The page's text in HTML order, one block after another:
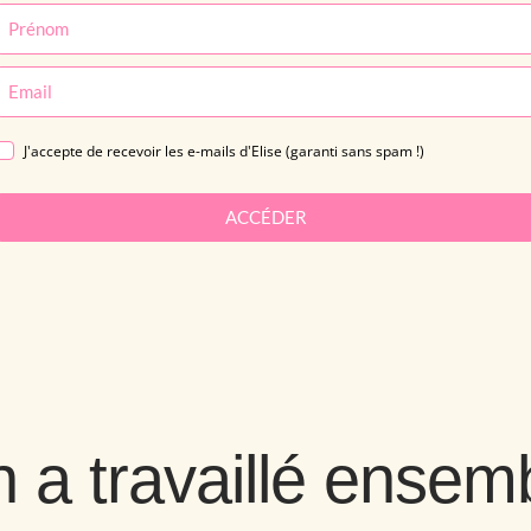
J'accepte de recevoir les e-mails d'Elise (garanti sans spam !)
ACCÉDER
a travaillé